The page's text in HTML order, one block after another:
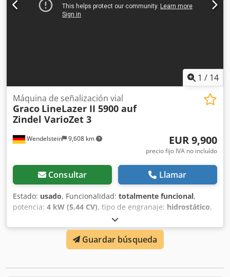
1 / 14
Wendelstein 9,608 km
Máquina de señalización vial
Graco LineLazer II 5900 auf
Zindel VarioZet 3
EUR 9,900
precio fijo IVA no incluído
Consultar Llamar
Estado: usado, Funcionalidad: totalmente funcional,
potencia: 4 kW (5.44 CV), tipo de engranaje: hidrostático,
gasolina, color:
asientos:1, Año de fabricación:2002, Máquina de
señalización vial: + Graco + LineLazer II 5900 + Bomba
airless + Pistola pulverizadora + Guía de líneas +
Año de fabricación: 2002 LineDriver: + Verde + Zindel
Guardar búsqueda